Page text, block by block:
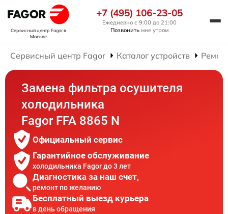
Сервисный центр Fagorв
Москве
+7 (495) 106-23-05
Ежедневно с 9:00 до 21:00
Позвонить мне утром
Сервисный центр Fagor Каталог устройств
Замена фильтра осушителя
холодильника
Fagor FFA 8865 N
Официальный сервис
Гарантийное обслуживание
холодильника Fagor до 3 лет
Диагностика за наш счет,
ремонт по желанию
Бесплатный выезд курьера
в день обращения